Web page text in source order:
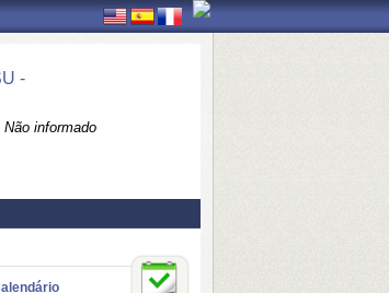
-
Não informado